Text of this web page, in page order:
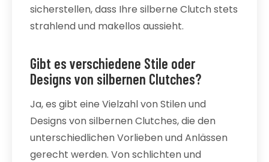
sicherstellen, dass Ihre silberne Clutch stets
strahlend und makellos aussieht.
Gibt es verschiedene Stile oder
Designs von silbernen Clutches?
Ja, es gibt eine Vielzahl von Stilen und
Designs von silbernen Clutches, die den
unterschiedlichen Vorlieben und Anlässen
gerecht werden. Von schlichten und